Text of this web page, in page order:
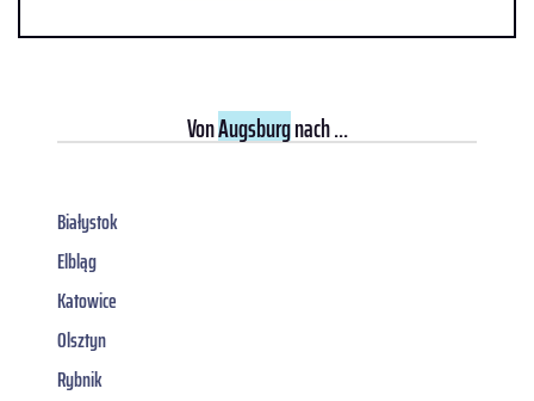
VonAugsburgnach ...
Białystok
Elbląg
Katowice
Olsztyn
Rybnik